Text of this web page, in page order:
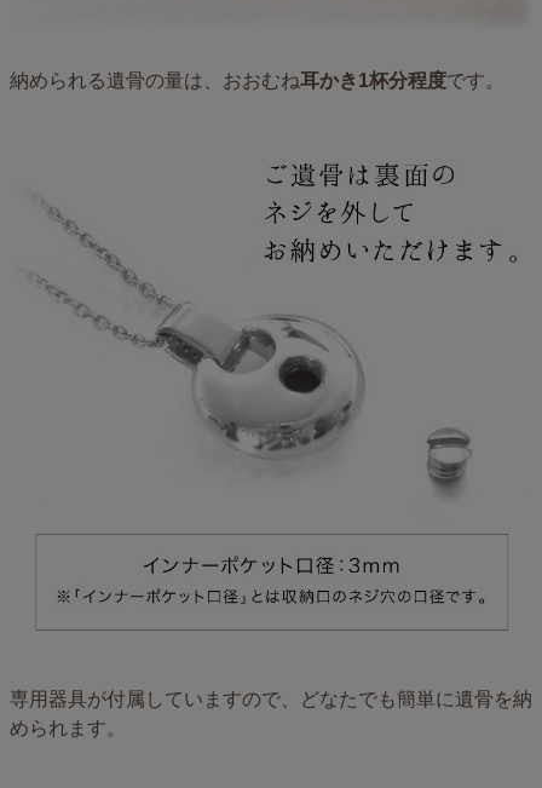
納められる遺骨の量は、おおむね耳かき1杯分程度です。
専用器具が付属していますので、どなたでも簡単に遺骨を納
められます。